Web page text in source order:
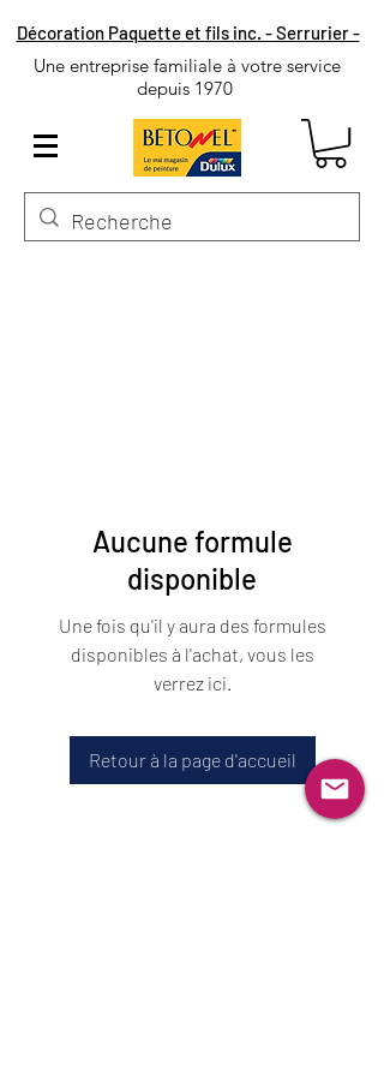
Décoration Paquette et fils inc. - Serrurier -
Une entreprise familiale à votre service
depuis 1970
Aucune formule
disponible
Une fois qu'il y aura des formules
disponibles à l'achat, vous les
verrez ici.
Retour à la page d'accueil